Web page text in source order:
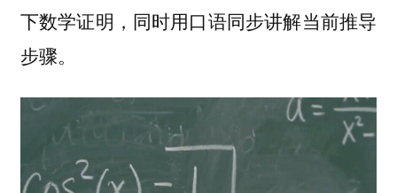
下数学证明，同时用口语同步讲解当前推导
步骤。